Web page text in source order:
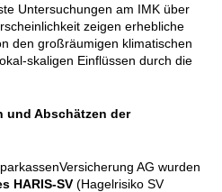
Untersuchungen am IMK über
zeigen erhebliche
den großräumigen klimatischen
skaligen Einflüssen durch die
und Abschätzen der
AG wurden
HARIS-SV (Hagelrisiko SV